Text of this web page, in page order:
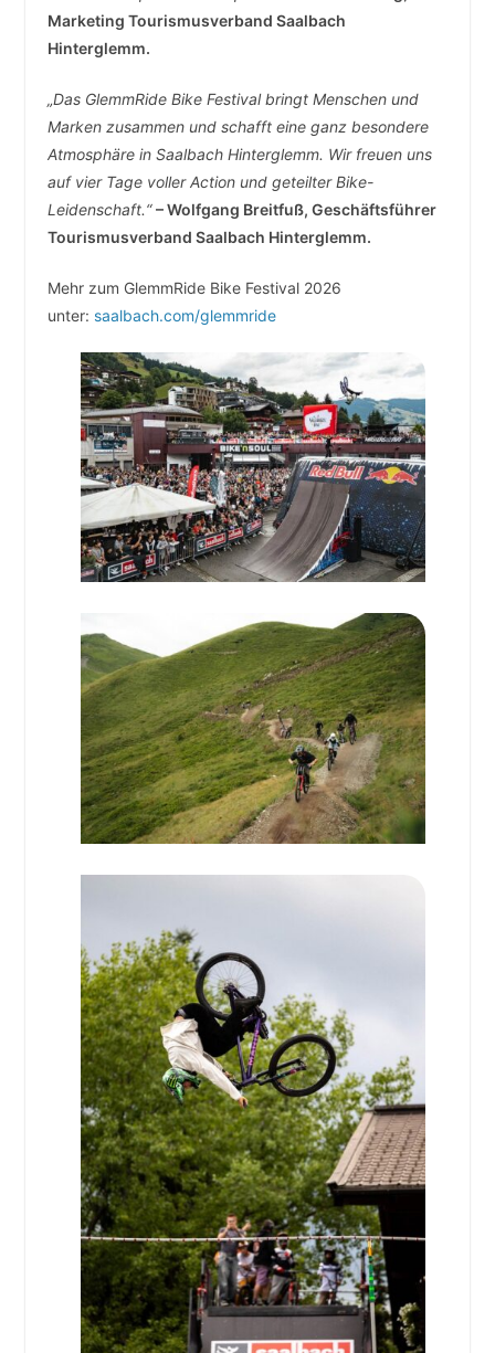
Marketing Tourismusverband Saalbach
Hinterglemm.
„Das GlemmRide Bike Festival bringt Menschen und
Marken zusammen und schafft eine ganz besondere
Atmosphäre in Saalbach Hinterglemm. Wir freuen uns
auf vier Tage voller Action und geteilter Bike-
Leidenschaft.“– Wolfgang Breitfuß, Geschäftsführer
Tourismusverband Saalbach Hinterglemm.
Mehr zum GlemmRide Bike Festival 2026
unter: saalbach.com/glemmride